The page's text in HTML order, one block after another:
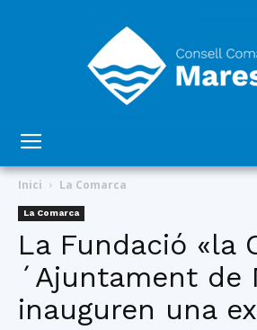
del
Inici La Comarca
La Comarca
La Fundació «la
´Ajuntament de
inauguren una